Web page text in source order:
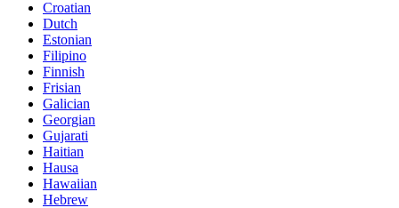
Croatian
Dutch
Estonian
Filipino
Finnish
Frisian
Galician
Georgian
Gujarati
Haitian
Hausa
Hawaiian
Hebrew